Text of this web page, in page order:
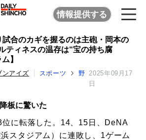
情報提供する
合のカギを握るのは主砲・岡本の
ィネスの温存は“宝の持ち腐
】
アイズ スポーツ
野 2025年09月17
日
板に驚いた
に転落した。14、15日、DeNA
スタジアム）に連敗し、1ゲーム